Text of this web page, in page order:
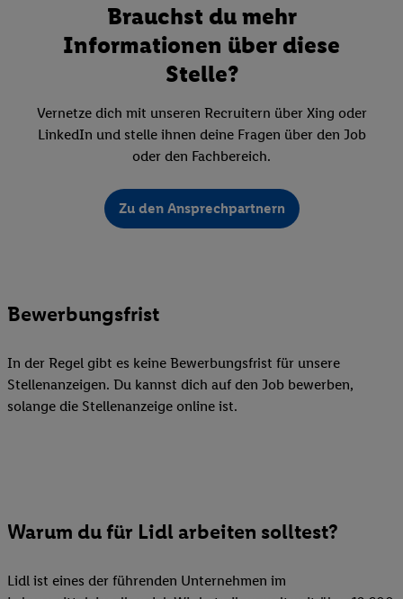
Brauchst du mehr
Informationen über diese
Stelle?
Vernetze dich mit unseren Recruitern über Xing oder
LinkedIn und stelle ihnen deine Fragen über den Job
oder den Fachbereich.
Zu den Ansprechpartnern
Bewerbungsfrist
In der Regel gibt es keine Bewerbungsfrist für unsere
Stellenanzeigen. Du kannst dich auf den Job bewerben,
solange die Stellenanzeige online ist.
Warum du für Lidl arbeiten solltest?
Lidl ist eines der führenden Unternehmen im